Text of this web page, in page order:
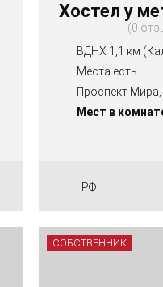
Хостел у
0
ВДНХ 1,1 км
Места есть
Проспект Мира,
Мест в
РФ
СОБСТВЕННИК